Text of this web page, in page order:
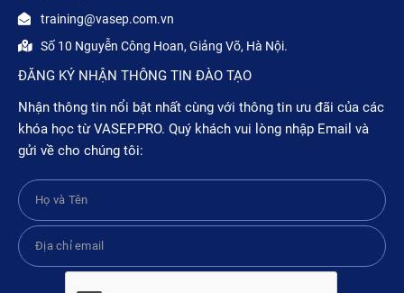
training@vasep.com.vn
Số 10 Nguyễn Công Hoan, Giảng Võ, Hà Nội.
ĐĂNG KÝ NHẬN THÔNG TIN ĐÀO TẠO
Nhận thông tin nổi bật nhất cùng với thông tin ưu đãi của các
khóa học từ VASEP.PRO. Quý khách vui lòng nhập Email và
gửi về cho chúng tôi: